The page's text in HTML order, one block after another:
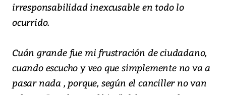
irresponsabilidad inexcusable en todo lo
ocurrido.
Cuán grande fue mi frustración de ciudadano,
cuando escucho y veo que simplemente no va a
pasar nada , porque, según el canciller no van